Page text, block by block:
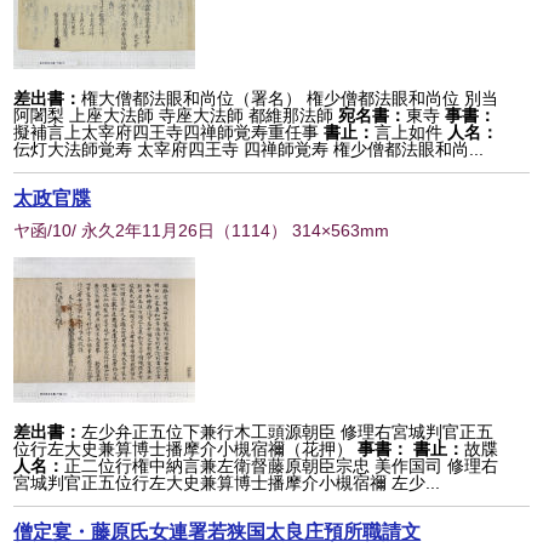
差出書：権大僧都法眼和尚位（署名） 権少僧都法眼和尚位 別当
阿闍梨 上座大法師 寺座大法師 都維那法師 宛名書：東寺 事書：
擬補言上太宰府四王寺四禅師覚寿重任事 書止：言上如件 人名：
伝灯大法師覚寿 太宰府四王寺 四禅師覚寿 権少僧都法眼和尚...
太政官牒
ヤ函/10/ 永久2年11月26日 （1114） 314×563mm
差出書： 左少弁正五位下兼行木工頭源朝臣 修理右宮城判官正五
位行左大史兼算博士播摩介小槻宿禰（花押）
事書： 書止：故牒
人名：正二位行権中納言兼左衛督藤原朝臣宗忠 美作国司 修理右
宮城判官正五位行左大史兼算博士播摩介小槻宿禰 左少...
僧定宴・藤原氏女連署若狭国太良庄預所職請文